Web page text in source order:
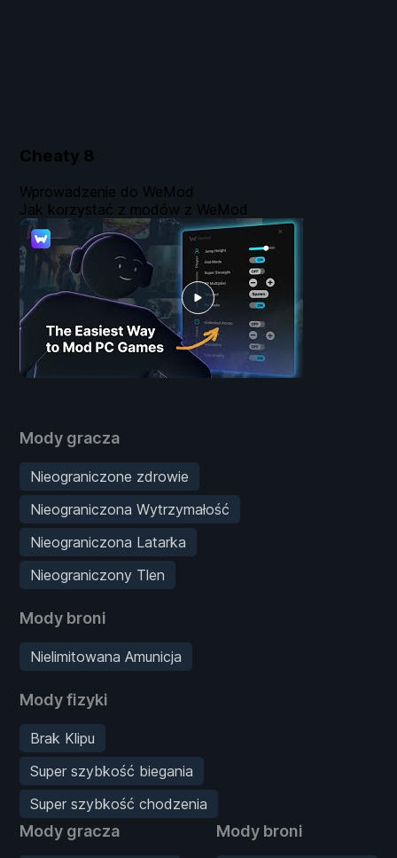
Cheaty 8
Mody gracza
Nieograniczone zdrowie
Nieograniczona Wytrzymałość
Nieograniczona Latarka
Nieograniczony Tlen
Mody broni
Nielimitowana Amunicja
Mody fizyki
Brak Klipu
Super szybkość biegania
Super szybkość chodzenia
Mody gracza Mody broni
Wprowadzenie do WeMod
Jak korzystać z modów z WeMod